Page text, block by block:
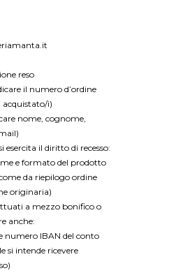
reso
il numero d’ordine
acquistato/i)
nome, cognome,
esercita il diritto di recesso:
e formato del prodotto
da riepilogo ordine
originaria)
a mezzo bonifico o
anche:
numero IBAN del conto
si intende ricevere